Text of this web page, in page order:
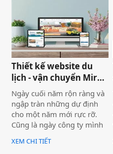
dùng và hiệu quả vận hành
Thiết kế website du
lịch - vận chuyển Mira
tour Mũi Né
Ngày cuối năm rộn ràng và
ngập tràn những dự định
cho một năm mới rực rỡ.
Cũng là ngày công ty mình
bàn giao dự án thiết kế
website Mira Tour Mũi Né –
XEM CHI TIẾT